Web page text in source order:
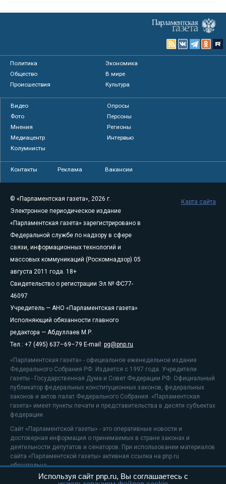
Политика
Экономика
Общество
В мире
Происшествия
Культура
Видео
Опросы
Фото
Персоны
Мнения
Регионы
Медиацентр
Интервью
Колумнисты
Контакты Реклама Вакансии
© «Парламентская газета», 2026 г.
Электронное периодическое издание
«Парламентская газета» зарегистрировано в
Федеральной службе по надзору в сфере
связи, информационных технологий и
массовых коммуникаций (Роскомнадзор) 05
августа 2011 года. 18+
Свидетельство о регистрации Эл № ФС77-
46097
Учредитель — АНО «Парламентская газета»
Исполняющий обязанности главного
редактора — Абдуллаев М.Р.
Тел.: +7 (495) 637–69–79 E-mail: pg@pnp.ru
«Парламентская газета» - официальное еженедельное издание
Федерального Собрания РФ. Издается с 1997 года. Учредители
газеты - Государственная Дума и Совет Федерации РФ. Официальный
публикатор федеральных конституционных законов, федеральных
законов и актов палат Федерального Собрания. «Парламентская
газета» имеет пункты печати и представительства в десяти субъектах
федерации.
Сайт «Парламентской газеты» - это оперативные новости и
достоверная информация о принимаемых в стране законах и
деятельности депутатов и сенаторов. При использовании материалов
сайта «Парламентской газеты» активная ссылка на pnp.ru
обязательна.
На информационном ресурсе применяютсярекомендательные
Карта сайта
Используя сайт pnp.ru, Вы соглашаетесь с